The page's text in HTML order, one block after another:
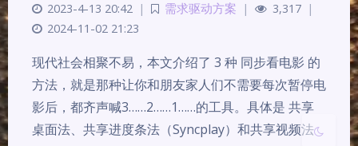
浅阴影 深阴影
关闭 日落 暗化 灰度
2023-4-13 20:42 | 需求驱动方案 | 3,317 |
2024-11-02 21:23
现代社会相聚不易，本文介绍了 3 种 同步看电影 的
方法，就是那种让你和朋友家人们不需要每次暂停电
影后，都齐声喊3……2……1……的工具。具体是 共享
桌面法、共享进度条法（Syncplay）和共享视频法